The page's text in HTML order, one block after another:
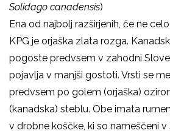
Solidago canadensis)
Ena od najbolj razširjenih, če ne
KPG je orjaška zlata rozga.
pogoste predvsem v zahodni
pojavlja v manjši gostoti. Vrsti se
predvsem po golem (orjaška)
(kanadska) steblu. Obe imata
v drobne koščke, ki so nameščeni